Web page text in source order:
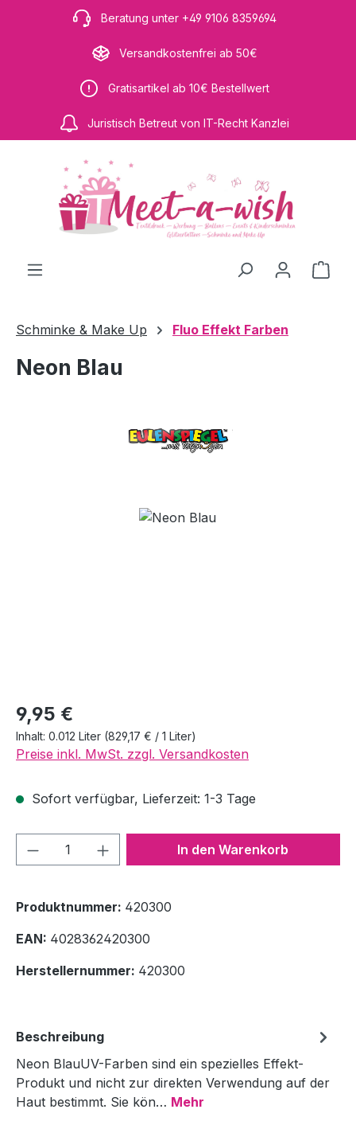
Zum Hauptinhalt springenBeratung unter +49 9106 8359694
Versandkostenfrei ab 50€
Gratisartikel ab 10€ Bestellwert
Juristisch Betreut von IT-Recht Kanzlei
Schminke & Make Up Fluo Effekt Farben
Neon Blau
Bildergalerie überspringen
Regulärer Preis:
9,95 €
Inhalt: 0.012 Liter (829,17 € / 1 Liter)
Preise inkl. MwSt. zzgl. Versandkosten
Sofort verfügbar, Lieferzeit: 1-3 Tage
Produkt Anzahl: Gib denIn den Warenkorb
Produktnummer: 420300
EAN: 4028362420300
Herstellernummer: 420300
Beschreibung
Neon BlauUV-Farben sind ein spezielles Effekt-
Produkt und nicht zur direkten Verwendung auf der
Haut bestimmt. Sie kön… Mehr